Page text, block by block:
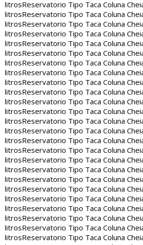
litrosReservatorio Tipo Taca Coluna
litrosReservatorio Tipo Taca Coluna
litrosReservatorio Tipo Taca Coluna
litrosReservatorio Tipo Taca Coluna
litrosReservatorio Tipo Taca Coluna
litrosReservatorio Tipo Taca Coluna
litrosReservatorio Tipo Taca Coluna
litrosReservatorio Tipo Taca Coluna
litrosReservatorio Tipo Taca Coluna
litrosReservatorio Tipo Taca Coluna
litrosReservatorio Tipo Taca Coluna
litrosReservatorio Tipo Taca Coluna
litrosReservatorio Tipo Taca Coluna
litrosReservatorio Tipo Taca Coluna
litrosReservatorio Tipo Taca Coluna
litrosReservatorio Tipo Taca Coluna
litrosReservatorio Tipo Taca Coluna
litrosReservatorio Tipo Taca Coluna
litrosReservatorio Tipo Taca Coluna
litrosReservatorio Tipo Taca Coluna
litrosReservatorio Tipo Taca Coluna
litrosReservatorio Tipo Taca Coluna
litrosReservatorio Tipo Taca Coluna
litrosReservatorio Tipo Taca Coluna
litrosReservatorio Tipo Taca Coluna